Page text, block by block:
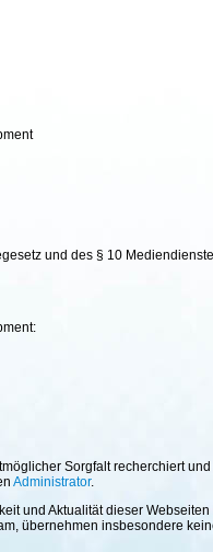
und des § 10
Sorgfalt recherchiert
Administrator.
und Aktualität dieser
übernehmen insbesondere